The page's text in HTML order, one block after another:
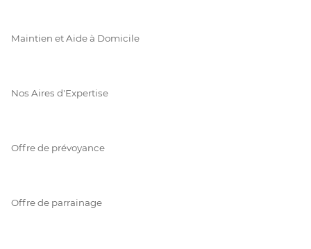
Maintien et Aide à Domicile
Nos Aires d'Expertise
Offre de prévoyance
Offre de parrainage